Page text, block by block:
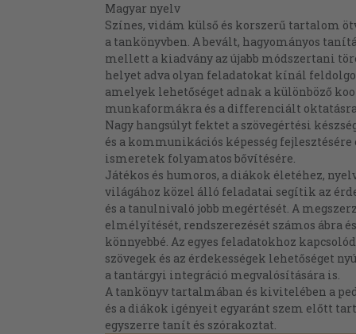
Magyar nyelv
Színes, vidám külső és korszerű tartalom
a tankönyvben. A bevált, hagyományos
mellett a kiadvány az újabb módszertani
helyet adva olyan feladatokat kínál
amelyek lehetőséget adnak a különböző
munkaformákra és a differenciált
Nagy hangsúlyt fektet a szövegértési
és a kommunikációs képesség fejlesztésére
ismeretek folyamatos bővítésére.
Játékos és humoros, a diákok életéhez,
világához közel álló feladatai segítik az
és a tanulnivaló jobb megértését. A
elmélyítését, rendszerezését számos ábra
könnyebbé. Az egyes feladatokhoz
szövegek és az érdekességek lehetőséget
a tantárgyi integráció megvalósítására is.
A tankönyv tartalmában és kivitelében a
és a diákok igényeit egyaránt szem előtt
egyszerre tanít és szórakoztat.